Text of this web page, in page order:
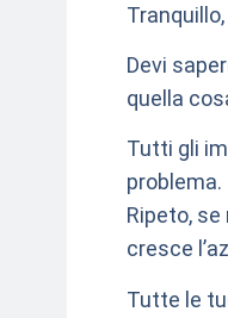
Devi
quella
Tutti gli
problema.
Ripeto,
cresce
Tutte le